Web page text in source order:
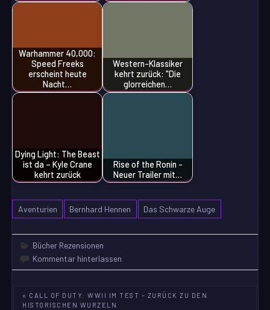
Warhammer 40,000:
Speed Freeks
erscheint heute
Nacht…
Western-Klassiker
kehrt zurück: "Die
glorreichen…
Dying Light: The Beast
ist da – Kyle Crane
kehrt zurück
Rise of the Ronin -
Neuer Trailer mit…
Aventurien Bernhard Hennen Das Schwarze Auge
Bücher Rezensionen
Kommentar hinterlassen
Beitragsnavigation
« CALL OF DUTY: WWII IM TEST – ZURÜCK ZU DEN
HISTORISCHEN WURZELN